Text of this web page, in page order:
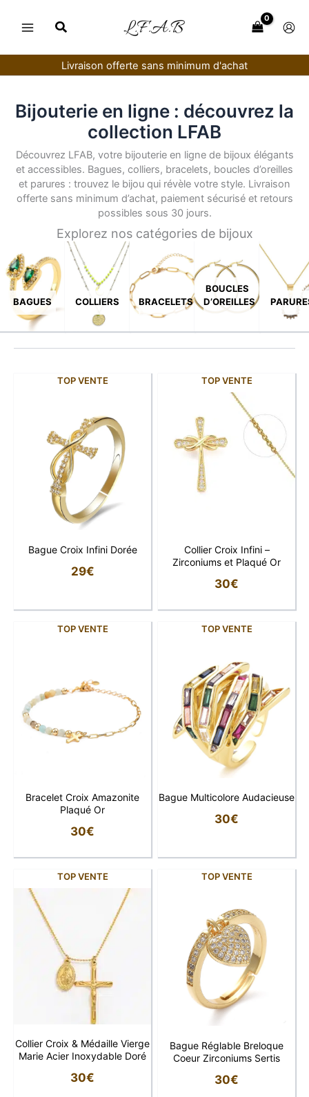
Livraison offerte sans minimum d'achat
Bijouterie en ligne : découvrez la
collection LFAB
Découvrez LFAB, votre bijouterie en ligne de bijoux élégants
et accessibles. Bagues, colliers, bracelets, boucles d’oreilles
et parures : trouvez le bijou qui révèle votre style. Livraison
offerte sans minimum d’achat, paiement sécurisé et retours
possibles sous 30 jours.
Explorez nos catégories de bijoux
BAGUES COLLIERS BRACELETS
BOUCLES
D’OREILLES
TOP VENTE
Bague Croix Infini Dorée
29€
TOP VENTE
Collier Croix Infini –
Zirconiums et Plaqué Or
30€
TOP VENTE
Bracelet Croix Amazonite
Plaqué Or
30€
TOP VENTE
Bague Multicolore Audacieuse
30€
TOP VENTE
Collier Croix & Médaille Vierge
Marie Acier Inoxydable Doré
30€
TOP VENTE
Bague Réglable Breloque
Coeur Zirconiums Sertis
30€